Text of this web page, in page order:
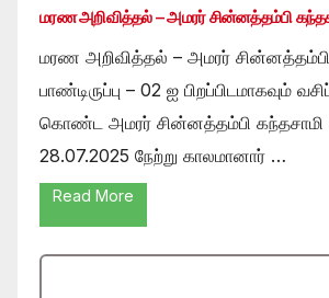
மரண அறிவித்தல் – அமரர் சின்னத்தம்பி
மரண அறிவித்தல் – அமரர் சின்னத்தம்பி
பாண்டிருப்பு – 02 ஐ பிறப்பிடமாகவும்
கொண்ட அமரர் சின்னத்தம்பி
28.07.2025 நேற்று காலமானார் …
Read More